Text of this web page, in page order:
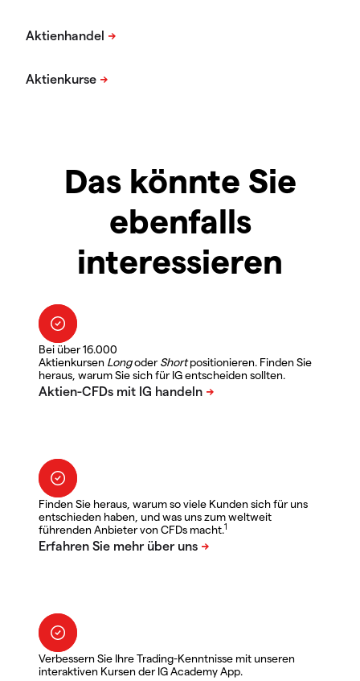
Das könnte Sie
ebenfalls
interessieren
Bei über 16.000
Aktienkursen LongoderShortpositionieren. Finden Sie
heraus, warum Sie sich für IG entscheiden sollten.
Finden Sie heraus, warum so viele Kunden sich für uns
entschieden haben, und was uns zum weltweit
führenden Anbieter von CFDs macht.1
Verbessern Sie Ihre Trading-Kenntnisse mit unseren
interaktiven Kursen der IG Academy App.